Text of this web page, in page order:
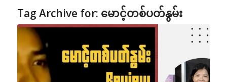
Tag Archive for: မောင့်တစ်ပတ်နွမ်း